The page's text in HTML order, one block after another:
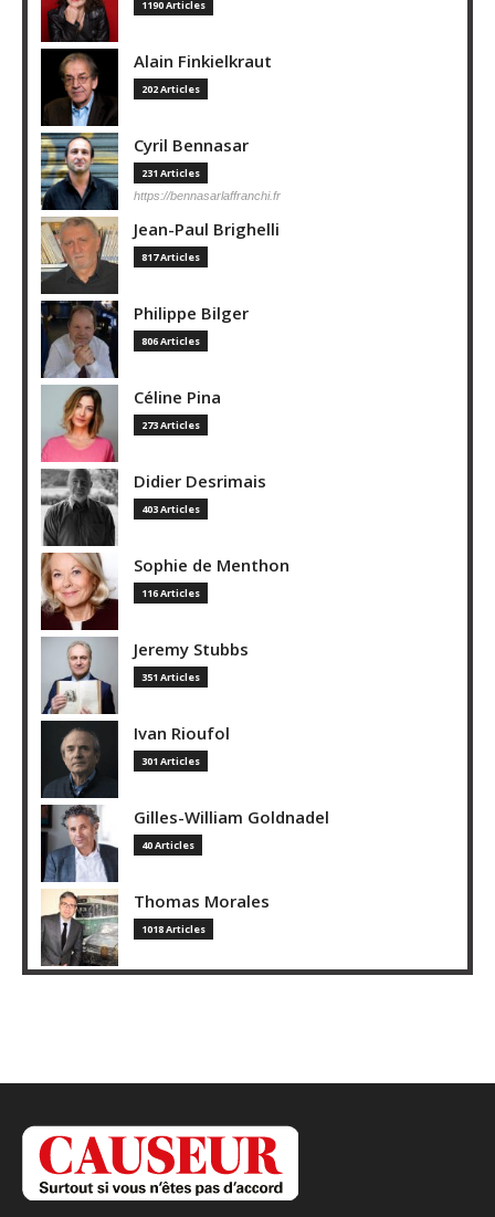
1190 Articles
Alain Finkielkraut
202 Articles
Cyril Bennasar
231 Articles
https://bennasarlaffranchi.fr
Jean-Paul Brighelli
817 Articles
Philippe Bilger
806 Articles
Céline Pina
273 Articles
Didier Desrimais
403 Articles
Sophie de Menthon
116 Articles
Jeremy Stubbs
351 Articles
Ivan Rioufol
301 Articles
Gilles-William Goldnadel
40 Articles
Thomas Morales
1018 Articles